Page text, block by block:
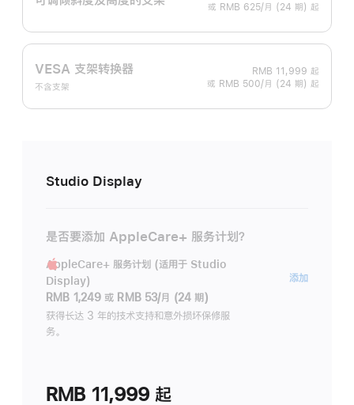
或 RMB 625/月 (24 期) 起
VESA 支架转换器
不含支架
RMB 11,999 起
或 RMB 500/月 (24 期) 起
Studio Display
是否要添加 AppleCare+ 服务计划？
AppleCare+ 服务计划 (适用于 Studio
Display)
RMB 1,249 或 RMB 53/月 (24 期)
获得长达 3 年的技术支持和意外损坏保修服
务。
添加
RMB 11,999 起